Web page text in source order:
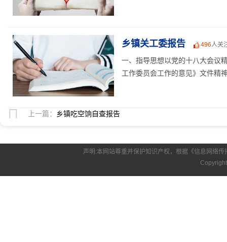
乡镇关工委报告 496人关
一、指导思想以党的十八大会议
工作委员会工作的意见》文件精
上一篇： 乡镇吃空饷自查报告
声明:本网站尊重并保护知识产权，根据《信息网络